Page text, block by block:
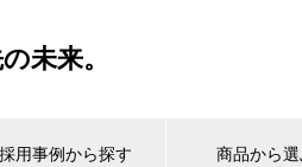
未来。
採用事例から探す 商品から